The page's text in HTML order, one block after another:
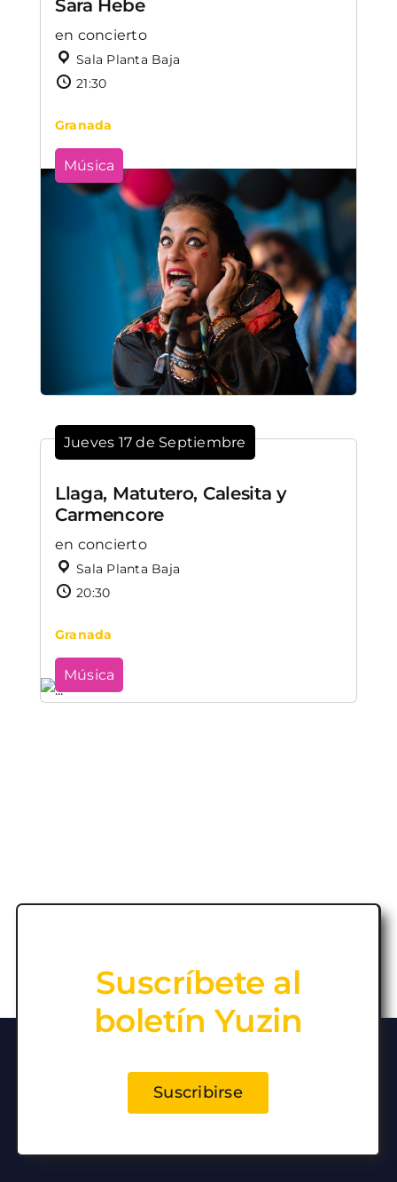
Sara Hebe
en concierto
Sala Planta Baja
21:30
Granada
Música
Jueves 17 de Septiembre
Llaga, Matutero, Calesita y
Carmencore
en concierto
Sala Planta Baja
20:30
Granada
Música
Suscríbete al
boletín Yuzin
Suscribirse